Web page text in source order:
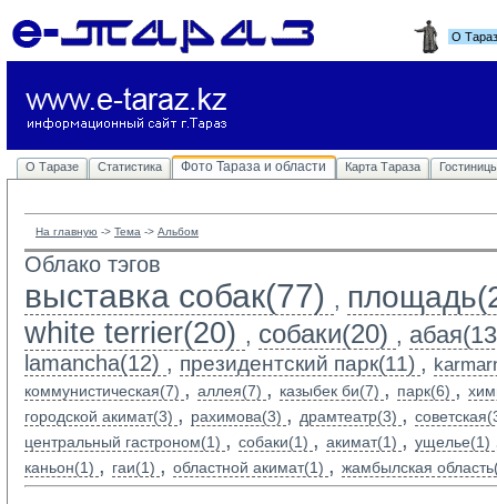
О
О Таразе Статистика Фото Тараза и области Карта Тараза
На главную -> Тема -> Альбом
Облако тэгов
выставка собак(77) ,
white terrier(20) , собаки(20) ,
lamancha(12) , президентский парк(11) ,
коммунистическая(7) , аллея(7) , казыбек би(7) , парк(6) ,
городской акимат(3) , рахимова(3) , драмтеатр(3) ,
центральный гастроном(1) , собаки(1) , акимат(1) , ущелье(1)
каньон(1) , гаи(1) , областной акимат(1) , жамбылская